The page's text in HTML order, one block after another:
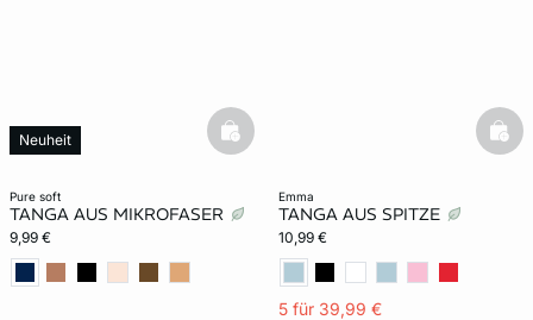
pure soft
TANGA AUS MIKROFASER
9,99 €
Neuheit basketfull
emma
TANGA AUS SPITZE
10,99 €
5 für 39,99 €